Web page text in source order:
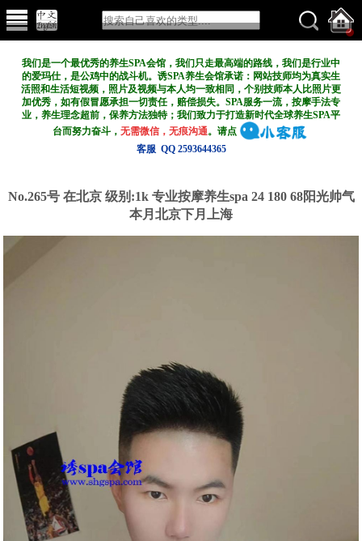
我们是一个最优秀的养生SPA会馆，我们只走最高端的路线，我们是行业中
的爱玛仕，是公鸡中的战斗机。诱SPA养生会馆承诺：网站技师均为真实生
活照和生活短视频，照片及视频与本人均一致相同，个别技师本人比照片更
加优秀，如有假冒愿承担一切责任，赔偿损失。SPA服务一流，按摩手法专
业，养生理念超前，保养方法独特；我们致力于打造新时代全球养生SPA平
台而努力奋斗，无需微信，无痕沟通。请点
客服 QQ 2593644365
No.265号 在北京 级别:1k 专业按摩养生spa 24 180 68阳光帅气
本月北京下月上海